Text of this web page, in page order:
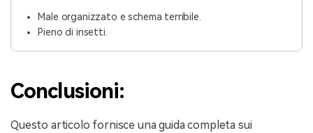
Male organizzato e schema terribile.
Pieno di insetti.
Conclusioni:
Questo articolo fornisce una guida completa sui